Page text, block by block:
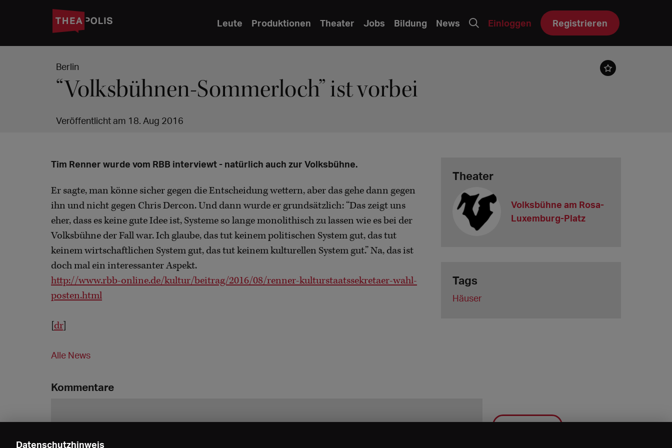
Leute Produktionen Theater Jobs Bildung News Einloggen Registrieren
Berlin
“Volksbühnen-Sommerloch” ist vorbei
Veröffentlicht am 18. Aug 2016
Tim Renner wurde vom RBB interviewt - natürlich auch zur Volksbühne.
Er sagte, man könne sicher gegen die Entscheidung wettern, aber das gehe dann gegen
ihn und nicht gegen Chris Dercon. Und dann wurde er grundsätzlich: “Das zeigt uns
eher, dass es keine gute Idee ist, Systeme so lange monolithisch zu lassen wie es bei der
Volksbühne der Fall war. Ich glaube, das tut keinem politischen System gut, das tut
keinem wirtschaftlichen System gut, das tut keinem kulturellen System gut.” Na, das ist
doch mal ein interessanter Aspekt.
http://www.rbb-online.de/kultur/beitrag/2016/08/renner-kulturstaatssekretaer-wahl-
posten.html
dr]
Alle News
Theater
Volksbühne am Rosa-
Luxemburg-Platz
Tags
Häuser
Kommentare
Speichern
Datenschutzhinweis